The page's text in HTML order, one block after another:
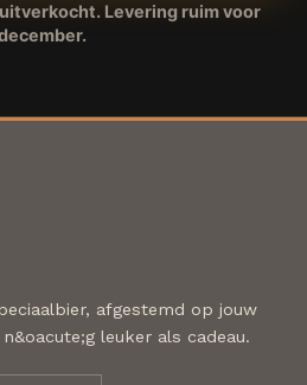
Levering ruim voor
afgestemd op jouw
leuker als cadeau.